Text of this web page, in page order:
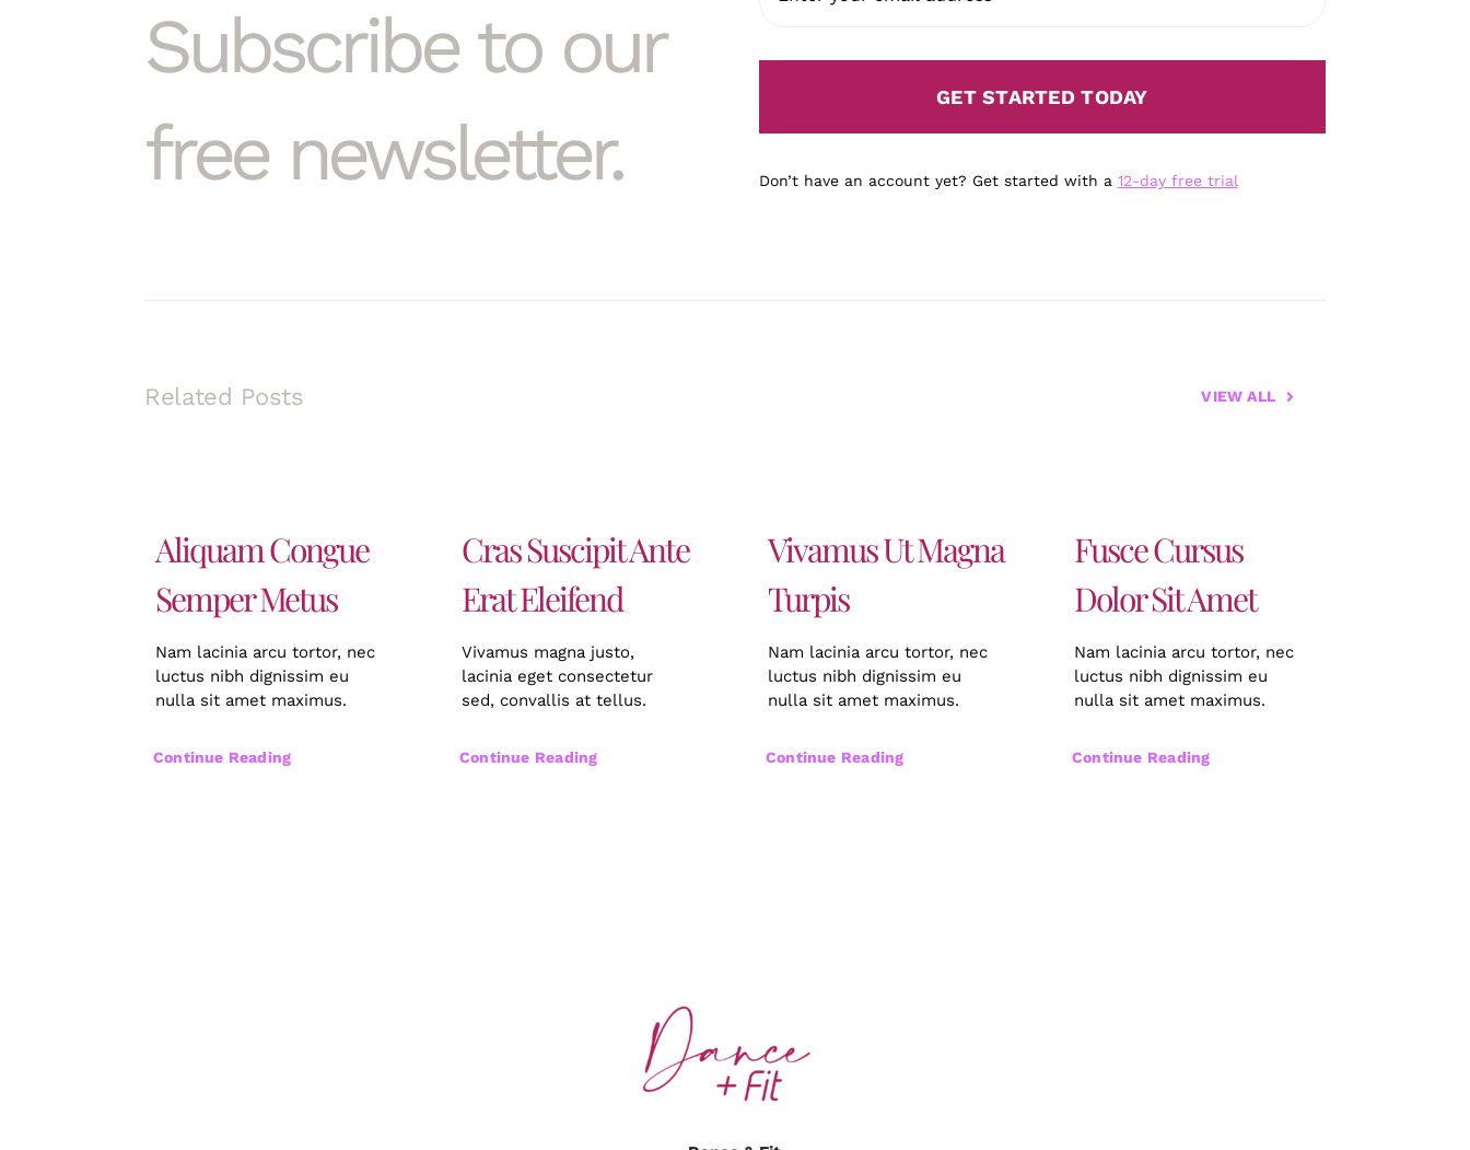
Subscribe to our
free newsletter.
GET STARTED TODAY
Don’t have an account yet? Get started with a 12-day free trial
Related Posts VIEW ALL
Aliquam Congue
Semper Metus
Nam lacinia arcu tortor, nec
luctus nibh dignissim eu
nulla sit amet maximus.
Continue Reading
Cras Suscipit Ante
Erat Eleifend
Vivamus magna justo,
lacinia eget consectetur
sed, convallis at tellus.
Continue Reading
Vivamus Ut Magna
Turpis
Nam lacinia arcu tortor, nec
luctus nibh dignissim eu
nulla sit amet maximus.
Continue Reading
Fusce Cursus
Dolor Sit Amet
Nam lacinia arcu tortor, nec
luctus nibh dignissim eu
nulla sit amet maximus.
Continue Reading